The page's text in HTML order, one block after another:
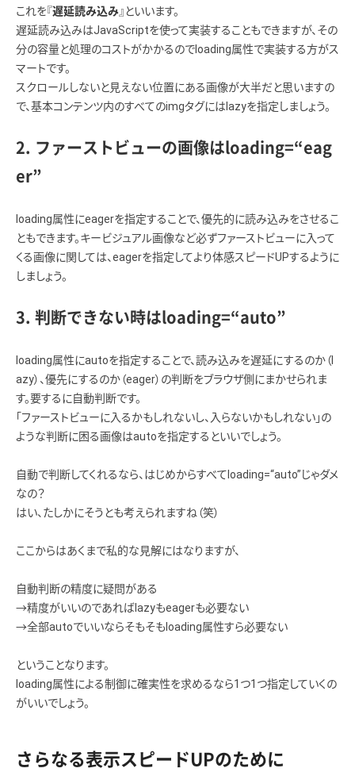
これを『遅延読み込み 』といいます。
遅延読み込みはJavaScriptを使って実装することもできますが、その
分の容量と処理のコストがかかるのでloading属性で実装する方がス
マートです。
スクロールしないと見えない位置にある画像が大半だと思いますの
で、基本コンテンツ内のすべてのimgタグにはlazyを指定しましょう。
2. ファーストビューの画像はloading=“eag
er”
loading属性にeagerを指定することで、優先的に読み込みをさせるこ
ともできます。キービジュアル画像など必ずファーストビューに入って
くる画像に関しては、eagerを指定してより体感スピードUPするように
しましょう。
3. 判断できない時はloading=“auto”
loading属性にautoを指定することで、読み込みを遅延にするのか（l
azy）、優先にするのか（eager）の判断をブラウザ側にまかせられま
す。要するに自動判断です。
「ファーストビューに入るかもしれないし、入らないかもしれない」の
ような判断に困る画像はautoを指定するといいでしょう。
自動で判断してくれるなら、はじめからすべてloading=“auto”じゃダメ
なの？
はい、たしかにそうとも考えられますね（笑）
ここからはあくまで私的な見解にはなりますが、
自動判断の精度に疑問がある
→精度がいいのであればlazyもeagerも必要ない
→全部autoでいいならそもそもloading属性すら必要ない
ということなります。
loading属性による制御に確実性を求めるなら1つ1つ指定していくの
がいいでしょう。
さらなる表示スピードUPのために